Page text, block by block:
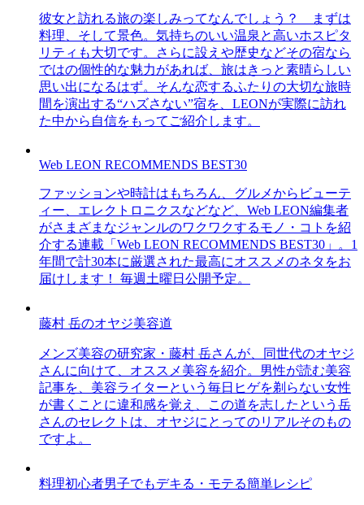
彼女と訪れる旅の楽しみってなんでしょう？ まずは
料理、そして景色。気持ちのいい温泉と高いホスピタ
リティも大切です。さらに設えや歴史などその宿なら
ではの個性的な魅力があれば、旅はきっと素晴らしい
思い出になるはず。そんな恋するふたりの大切な旅時
間を演出する“ハズさない”宿を、LEONが実際に訪れ
た中から自信をもってご紹介します。
Web LEON RECOMMENDS BEST30
ファッションや時計はもちろん、グルメからビューテ
ィー、エレクトロニクスなどなど、Web LEON編集者
がさまざまなジャンルのワクワクするモノ・コトを紹
介する連載「Web LEON RECOMMENDS BEST30」。1
年間で計30本に厳選された最高にオススメのネタをお
届けします！ 毎週土曜日公開予定。
藤村 岳のオヤジ美容道
メンズ美容の研究家・藤村 岳さんが、同世代のオヤジ
さんに向けて、オススメ美容を紹介。男性が読む美容
記事を、美容ライターという毎日ヒゲを剃らない女性
が書くことに違和感を覚え、この道を志したという岳
さんのセレクトは、オヤジにとってのリアルそのもの
ですよ。
料理初心者男子でもデキる・モテる簡単レシピ